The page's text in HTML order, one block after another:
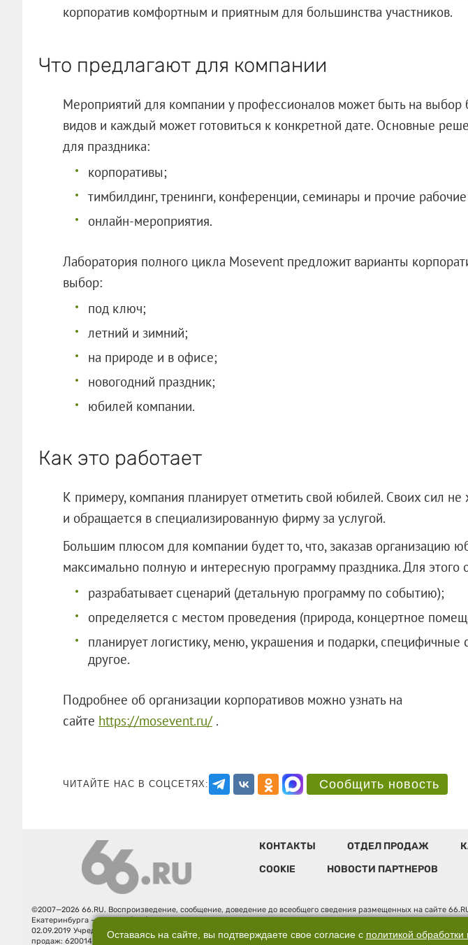
корпоратив комфортным и приятным для большинства участников.
Что предлагают для компании
Мероприятий для компании у профессионалов может быть на выбор
видов и каждый может готовиться к конкретной дате. Основные
для праздника:
корпоративы;
тимбилдинг, тренинги, конференции, семинары и прочие
онлайн-мероприятия.
Лаборатория полного цикла Mosevent предложит варианты
выбор:
под ключ;
летний и зимний;
на природе и в офисе;
новогодний праздник;
юбилей компании.
Как это работает
К примеру, компания планирует отметить свой юбилей. Своих сил не
и обращается в специализированную фирму за услугой.
Большим плюсом для компании будет то, что, заказав организацию
максимально полную и интересную программу праздника. Для этого
разрабатывает сценарий (детальную программу по событию);
определяется с местом проведения (природа, концертное
планирует логистику, меню, украшения и подарки,
другое.
Подробнее об организации корпоративов можно узнать на
сайте https://mosevent.ru/.
ЧИТАЙТЕ НАС В СОЦСЕТЯХ: Сообщить новость
КОНТАКТЫ ОТДЕЛ ПРОДАЖ
COOKIE
НОВОСТИ ПАРТНЕРОВ
©2007—2026 66.RU. Воспроизведение, сообщение, доведение до всеобщего сведения размещенных на сайте
Екатеринбурга — «66.ru» (18+) зарегистрировано Федеральной службой по надзору в сфере связи,
02.09.2019 Учредитель: Общество с ограниченной ответственностью "66.ру". Юридический адрес: 620014,
продаж: 620014, Свердловская обл., г. Екатеринбург, ул. Бориса Ельцина, д. 3, оф. 7015, +7 (343) 288-50-66
Оставаясь на сайте, вы подтверждаете свое согласие с политикой